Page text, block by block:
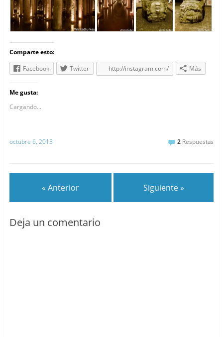
Comparte esto:
Facebook
Twitter http://instagram.com/ Más
Me gusta:
Cargando...
octubre 6, 2013 2 Respuestas
« Anterior Siguiente »
Deja un comentario